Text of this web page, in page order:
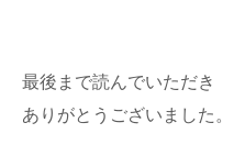
最後まで読んでいただき
ありがとうございました。